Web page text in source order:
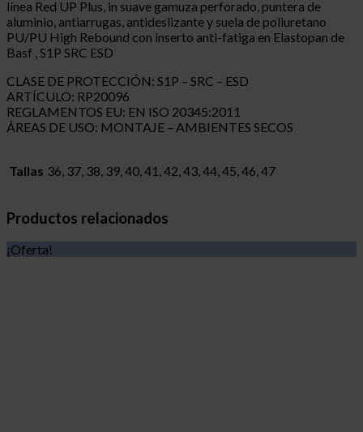
línea Red UP Plus, in suave gamuza perforado, puntera de
aluminio, antiarrugas, antideslizante y suela de poliuretano
PU/PU High Rebound con inserto anti-fatiga en Elastopan de
Basf , S1P SRC ESD
CLASE DE PROTECCIÓN: S1P – SRC – ESD
ARTÍCULO: RP20096
REGLAMENTOS EU: EN ISO 20345:2011
ÁREAS DE USO: MONTAJE – AMBIENTES SECOS
Tallas 36, 37, 38, 39, 40, 41, 42, 43, 44, 45, 46, 47
Productos relacionados
¡Oferta!